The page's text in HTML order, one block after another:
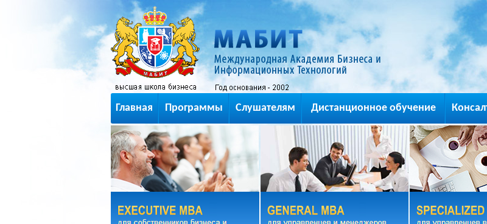
Главная Программы Слушателям Дистанционное обучение